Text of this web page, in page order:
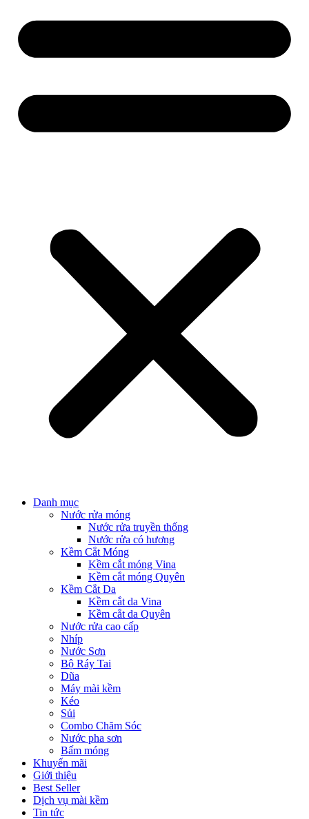
Danh mục
Nước rửa móng
Nước rửa truyền thống
Nước rửa có hương
Kềm Cắt Móng
Kềm cắt móng Vina
Kềm cắt móng Quyên
Kềm Cắt Da
Kềm cắt da Vina
Kềm cắt da Quyên
Nước rửa cao cấp
Nhíp
Nước Sơn
Bộ Ráy Tai
Dũa
Máy mài kềm
Kéo
Sủi
Combo Chăm Sóc
Nước pha sơn
Bấm móng
Khuyến mãi
Giới thiệu
Best Seller
Dịch vụ mài kềm
Tin tức